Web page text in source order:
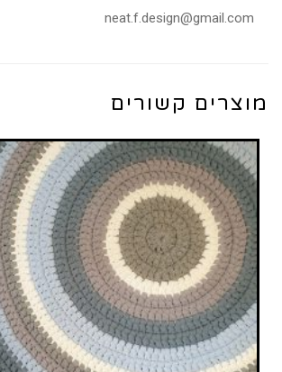
neat.f.design@gmail.com
מוצרים קשורים